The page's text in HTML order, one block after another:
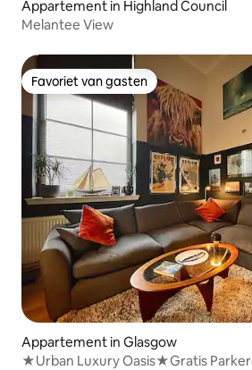
Appartement in Highland Council
Melantee View
Favoriet van gasten
Favoriet van gasten
Appartement in Glasgow
★Urban Luxury Oasis★Gratis